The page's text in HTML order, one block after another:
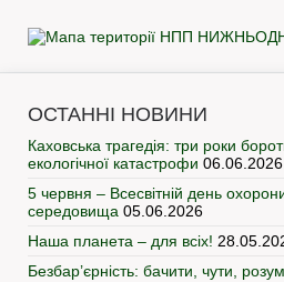
ОСТАННІ НОВИНИ
Каховська трагедія: три роки
екологічної катастрофи 06.06.2026
5 червня – Всесвітній день
середовища 05.06.2026
Наша планета – для всіх!
Безбар’єрність: бачити, чути,